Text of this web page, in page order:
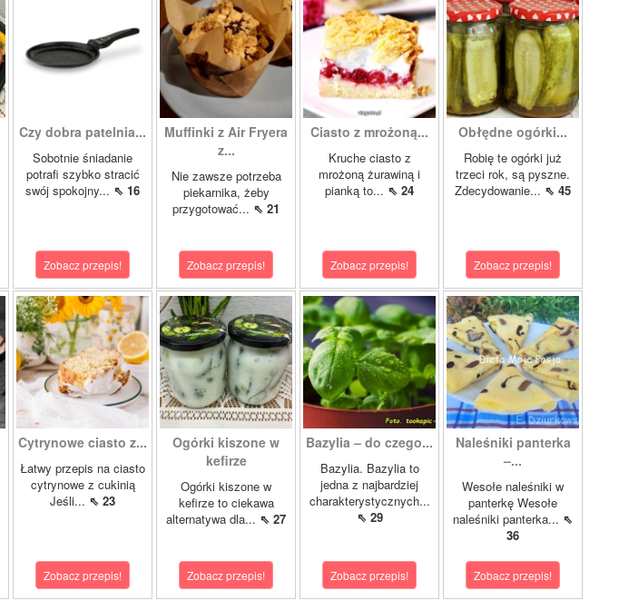
Czy dobra patelnia...
Sobotnie śniadanie
potrafi szybko stracić
swój spokojny... ⇖ 16
Zobacz przepis!
Muffinki z Air Fryera
z...
Nie zawsze potrzeba
piekarnika, żeby
przygotować... ⇖ 21
Zobacz przepis!
Ciasto z mrożoną...
Kruche ciasto z
mrożoną żurawiną i
pianką to... ⇖ 24
Zobacz przepis!
Obłędne ogórki...
Robię te ogórki już
trzeci rok, są pyszne.
Zdecydowanie... ⇖ 45
Zobacz przepis!
Cytrynowe ciasto z...
Łatwy przepis na ciasto
cytrynowe z cukinią
Jeśli... ⇖ 23
Zobacz przepis!
Ogórki kiszone w
kefirze
Ogórki kiszone w
kefirze to ciekawa
alternatywa dla... ⇖ 27
Zobacz przepis!
Bazylia – do czego...
Bazylia. Bazylia to
jedna z najbardziej
charakterystycznych...
⇖ 29
Zobacz przepis!
Naleśniki panterka
–...
Wesołe naleśniki w
panterkę Wesołe
naleśniki panterka... ⇖
36
Zobacz przepis!